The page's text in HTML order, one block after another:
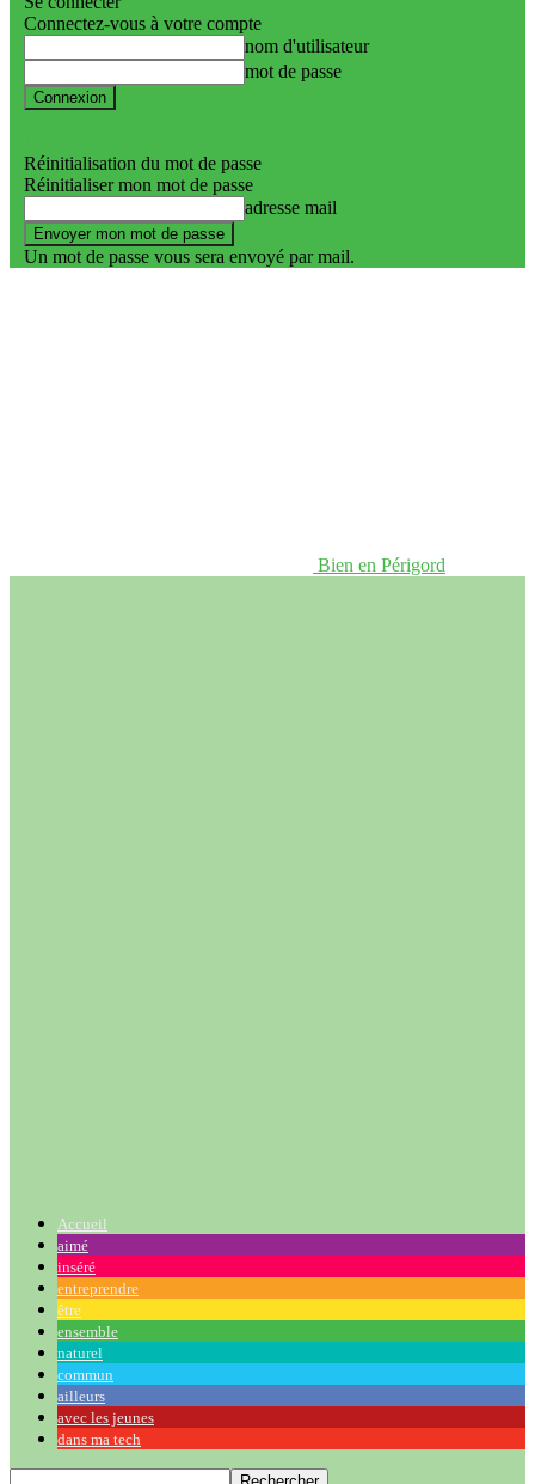
Connectez-vous à votre compte
nom d'utilisateur
mot de passe
Réinitialisation du mot de passe
Réinitialiser mon mot de passe
adresse mail
Un mot de passe vous sera envoyé par mail.
Bien en Périgord
Accueil
aimé
inséré
entreprendre
être
ensemble
naturel
commun
ailleurs
avec les jeunes
dans ma tech